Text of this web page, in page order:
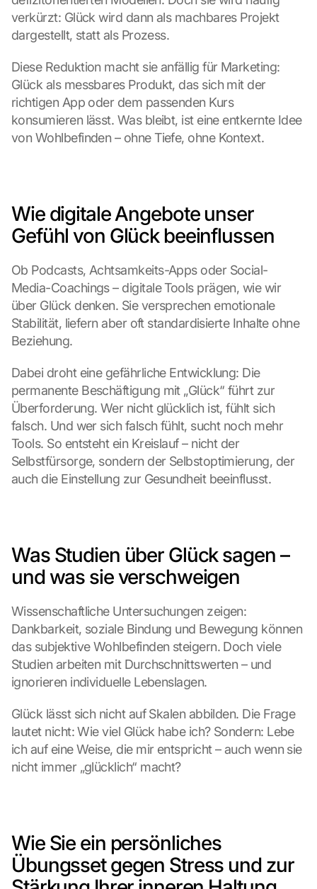
verkürzt: Glück wird dann als machbares Projekt
dargestellt, statt als Prozess.
Diese Reduktion macht sie anfällig für Marketing:
Glück als messbares Produkt, das sich mit der
richtigen App oder dem passenden Kurs
konsumieren lässt. Was bleibt, ist eine entkernte Idee
von Wohlbefinden – ohne Tiefe, ohne Kontext.
Wie digitale Angebote unser
Gefühl von Glück beeinflussen
Ob Podcasts, Achtsamkeits-Apps oder Social-
Media-Coachings – digitale Tools prägen, wie wir
über Glück denken. Sie versprechen emotionale
Stabilität, liefern aber oft standardisierte Inhalte ohne
Beziehung.
Dabei droht eine gefährliche Entwicklung: Die
permanente Beschäftigung mit „Glück“ führt zur
Überforderung. Wer nicht glücklich ist, fühlt sich
falsch. Und wer sich falsch fühlt, sucht noch mehr
Tools. So entsteht ein Kreislauf – nicht der
Selbstfürsorge, sondern der Selbstoptimierung, der
auch die Einstellung zur Gesundheit beeinflusst.
Was Studien über Glück sagen –
und was sie verschweigen
Wissenschaftliche Untersuchungen zeigen:
Dankbarkeit, soziale Bindung und Bewegung können
das subjektive Wohlbefinden steigern. Doch viele
Studien arbeiten mit Durchschnittswerten – und
ignorieren individuelle Lebenslagen.
Glück lässt sich nicht auf Skalen abbilden. Die Frage
lautet nicht: Wie viel Glück habe ich? Sondern: Lebe
ich auf eine Weise, die mir entspricht – auch wenn sie
nicht immer „glücklich“ macht?
Wie Sie ein persönliches
Übungsset gegen Stress und zur